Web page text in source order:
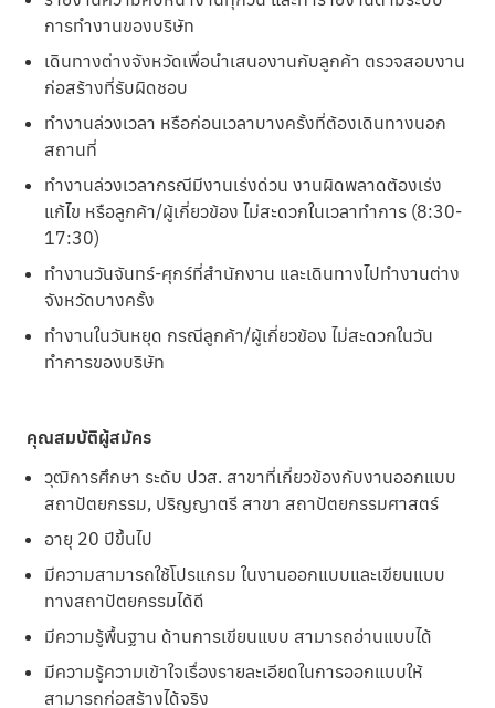
การทำงานของบริษัท
เดินทางต่างจังหวัดเพื่อนำเสนองานกับลูกค้า ตรวจสอบงาน
ก่อสร้างที่รับผิดชอบ
ทำงานล่วงเวลา หรือก่อนเวลาบางครั้งที่ต้องเดินทางนอก
สถานที่
ทำงานล่วงเวลากรณีมีงานเร่งด่วน งานผิดพลาดต้องเร่ง
แก้ไข หรือลูกค้า/ผู้เกี่ยวข้อง ไม่สะดวกในเวลาทำการ (8:30-
17:30)
ทำงานวันจันทร์-ศุกร์ที่สำนักงาน และเดินทางไปทำงานต่าง
จังหวัดบางครั้ง
ทำงานในวันหยุด กรณีลูกค้า/ผู้เกี่ยวข้อง ไม่สะดวกในวัน
ทำการของบริษัท
คุณสมบัติผู้สมัคร
วุฒิการศึกษา ระดับ ปวส. สาขาที่เกี่ยวข้องกับงานออกแบบ
สถาปัตยกรรม, ปริญญาตรี สาขา สถาปัตยกรรมศาสตร์
อายุ 20 ปีขึ้นไป
มีความสามารถใช้โปรแกรม ในงานออกแบบและเขียนแบบ
ทางสถาปัตยกรรมได้ดี
มีความรู้พื้นฐาน ด้านการเขียนแบบ สามารถอ่านแบบได้
มีความรู้ความเข้าใจเรื่องรายละเอียดในการออกแบบให้
สามารถก่อสร้างได้จริง